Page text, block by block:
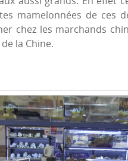
mamelonnées de ces
chez les marchands
la Chine.